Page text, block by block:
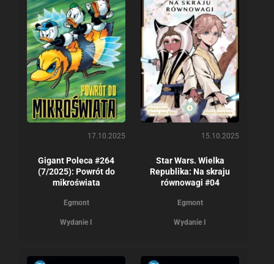
17.10.2025
Gigant Poleca #264
(7/2025): Powrót do
mikroświata
Egmont
Wydanie I
15.10.2025
Star Wars. Wielka
Republika: Na skraju
równowagi #04
Egmont
Wydanie I